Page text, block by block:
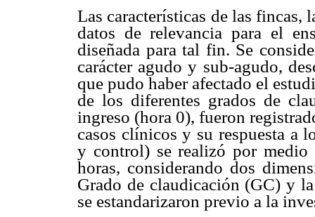
Las características de las fincas,
datos de relevancia para el
diseñada para tal fin. Se
carácter agudo y sub-agudo,
que pudo haber afectado el
de los diferentes grados de
ingreso (hora 0), fueron
casos clínicos y su respuesta a
y control) se realizó por
horas, considerando dos
Grado de claudicación (GC) y
se estandarizaron previo a la